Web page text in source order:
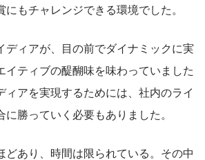
もチャレンジできる環境でした。
ディアが、目の前でダイナミックに実
イティブの醍醐味を味わっていました
ィアを実現するためには、社内のライ
勝っていく必要もありました。
どあり、時間は限られている。その中